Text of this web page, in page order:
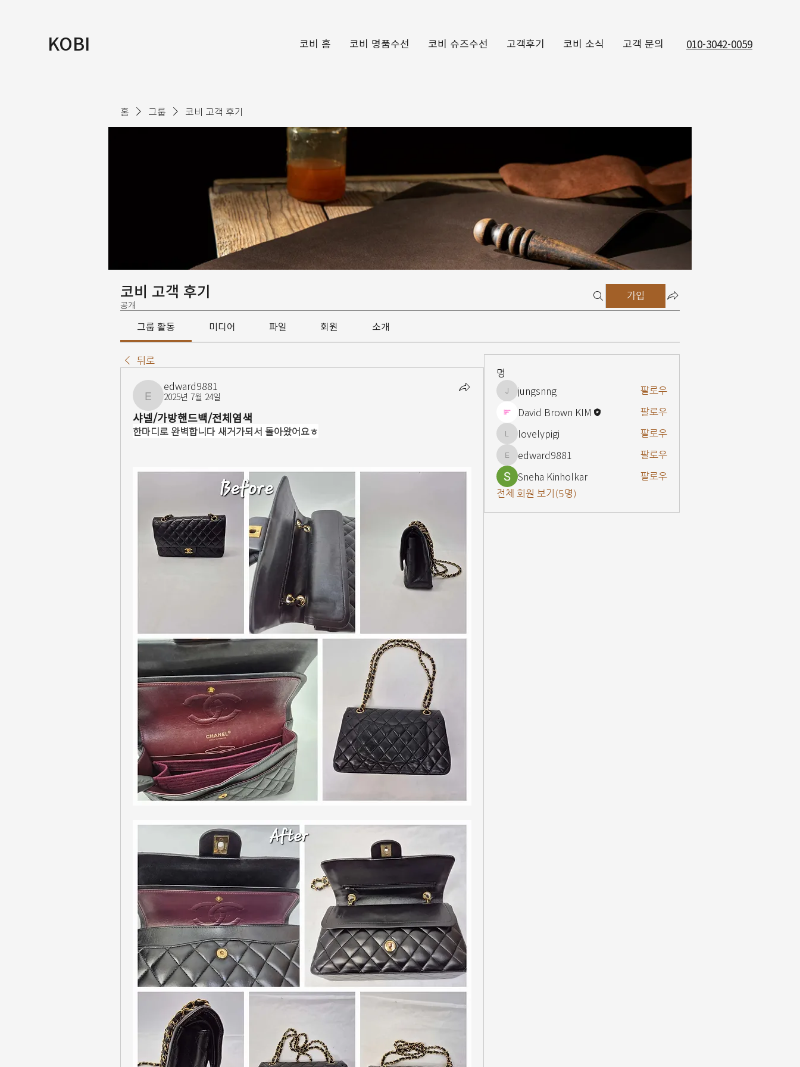
KOBI 코비 홈 코비 명품수선 코비 슈즈수선 고객후기 코비 소식 고객 문의 010-3042-0059
홈 그룹 코비 고객 후기
코비 고객 후기
공개
가입
그룹 활동 미디어 파일 회원 소개
뒤로
edward9881
edward9881
2025년 7월 24일
샤넬/가방핸드백/전체염색
한마디로 완벽합니다 새거가되서 돌아왔어요ㅎ
명
jungsnng
jungsnng 팔로우
David Brown KIM 팔로우
lovelypigi
lovelypigi 팔로우
edward9881
edward9881 팔로우
Sneha Kinholkar
팔로우
전체 회원 보기(5명)